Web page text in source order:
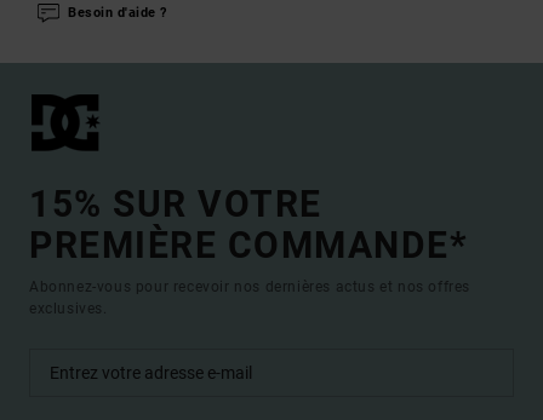
Besoin d'aide ?
15% SUR VOTRE
PREMIÈRE COMMANDE*
Abonnez-vous pour recevoir nos dernières actus et nos offres
exclusives.